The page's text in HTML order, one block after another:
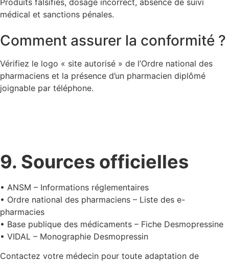
Produits falsifiés, dosage incorrect, absence de suivi
médical et sanctions pénales.
Comment assurer la conformité ?
Vérifiez le logo « site autorisé » de l’Ordre national des
pharmaciens et la présence d’un pharmacien diplômé
joignable par téléphone.
9. Sources officielles
• ANSM – Informations réglementaires
• Ordre national des pharmaciens – Liste des e-
pharmacies
• Base publique des médicaments – Fiche Desmopressine
• VIDAL – Monographie Desmopressin
Contactez votre médecin pour toute adaptation de